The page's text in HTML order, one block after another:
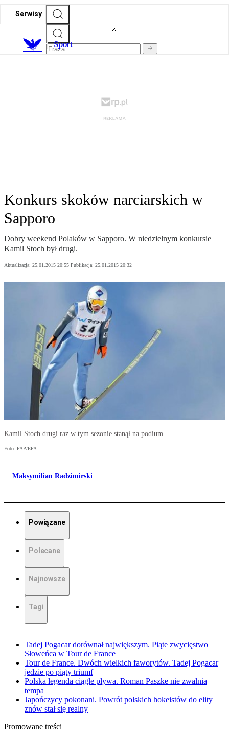
Serwisy
Sport
Konkurs skoków narciarskich w
Sapporo
Dobry weekend Polaków w Sapporo. W niedzielnym konkursie
Kamil Stoch był drugi.
Aktualizacja: 25.01.2015 20:55 Publikacja: 25.01.2015 20:32
Kamil Stoch drugi raz w tym sezonie stanął na podium
Foto: PAP/EPA
Maksymilian Radzimirski
Powiązane
Polecane
Najnowsze
Tagi
Tadej Pogacar dorównał największym. Piąte zwycięstwo
Słoweńca w Tour de France
Tour de France. Dwóch wielkich faworytów. Tadej Pogacar
jedzie po piąty triumf
Polska legenda ciągle pływa. Roman Paszke nie zwalnia
tempa
Japończycy pokonani. Powrót polskich hokeistów do elity
znów stał się realny
Promowane treści